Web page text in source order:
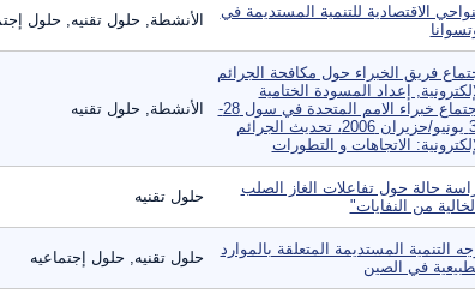
الاقتصادية للتنمية المستديمة في
الأنشطة, حلول تقنيه, حلول
فريق الخبراء حول مكافحة الجرائم
إعداد المسودة الختامية
لاجتماع خبراء الامم المتحدة في سول 28-
30 يونيو/حزيران 2006، تحديث الجرائم
الاتجاهات و التطورات
الأنشطة, حلول تقنيه
حالة حول تفاعلات الغاز الصلب
من النفايات"
حلول تقنيه
التنمية المستديمة المتعلقة بالموارد
في الصين
حلول تقنيه, حلول إجتماعيه